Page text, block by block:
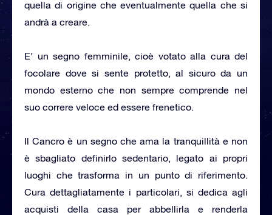
quella di origine che eventualmente quella che si
andrà a creare.
E’ un segno femminile, cioè votato alla cura del
focolare dove si sente protetto, al sicuro da un
mondo esterno che non sempre comprende nel
suo correre veloce ed essere frenetico.
Il Cancro è un segno che ama la tranquillità e non
è sbagliato definirlo sedentario, legato ai propri
luoghi che trasforma in un punto di riferimento.
Cura dettagliatamente i particolari, si dedica agli
acquisti della casa per abbellirla e renderla